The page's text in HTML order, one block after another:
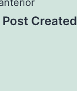
Post Created